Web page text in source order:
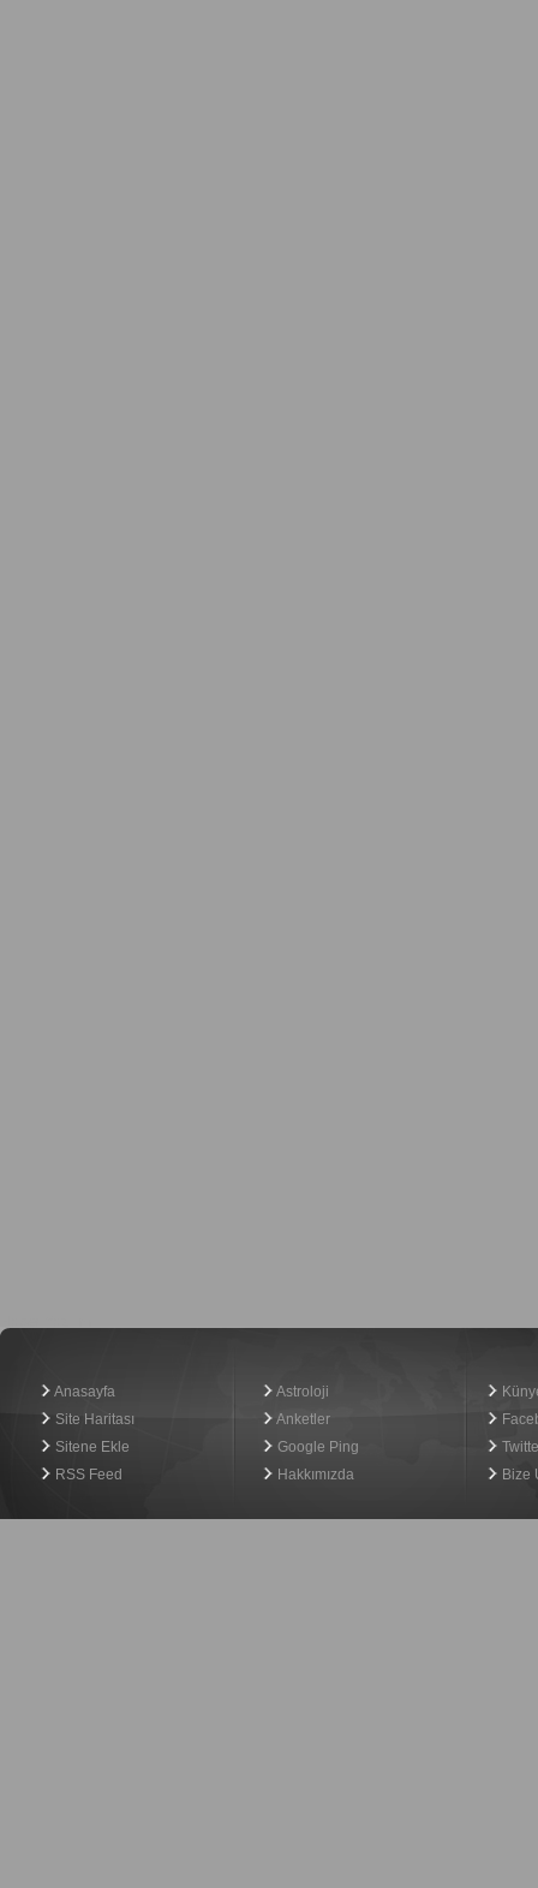
Anasayfa
Site Haritası
Sitene Ekle
RSS Feed
Astroloji
Anketler
Google Ping
Hakkımızda
Bize